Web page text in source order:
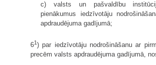
c) valsts un pašvaldību
pienākumus iedzīvotāju
apdraudējuma gadījumā;
61) par iedzīvotāju nodrošināšanu ar
precēm valsts apdraudējuma gadījumā,